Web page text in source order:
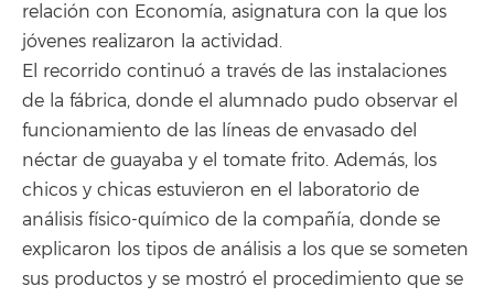
relación con Economía, asignatura con la que los
jóvenes realizaron la actividad.
El recorrido continuó a través de las instalaciones
de la fábrica, donde el alumnado pudo observar el
funcionamiento de las líneas de envasado del
néctar de guayaba y el tomate frito. Además, los
chicos y chicas estuvieron en el laboratorio de
análisis físico-químico de la compañía, donde se
explicaron los tipos de análisis a los que se someten
sus productos y se mostró el procedimiento que se